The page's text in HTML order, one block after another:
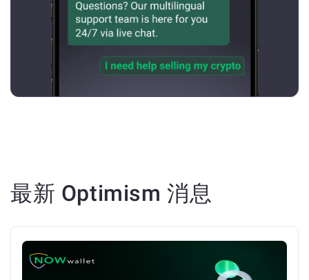
最新 Optimism 消息